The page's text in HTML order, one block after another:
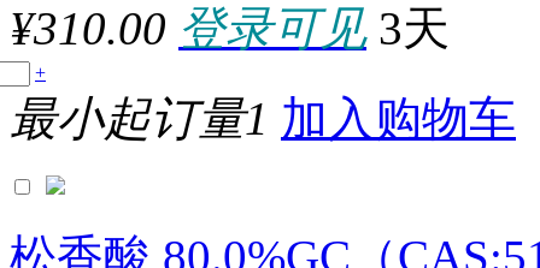
原厂型号：A0001-25G
参数：
¥310.00 登录可见 3天
+
最小起订量1 加入购物车
松香酸 80.0%GC（